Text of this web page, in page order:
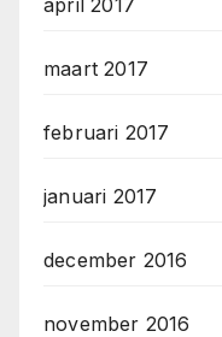
maart 2017
februari 2017
januari 2017
december 2016
november 2016